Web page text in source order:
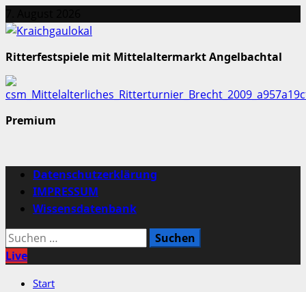
Inhalt
Ritterfestspiele mit Mittelaltermarkt Angelbachtal
Premium
Primäres
Menü
Datenschutzerklärung
IMPRESSUM
Wissensdatenbank
Suchen
nach:
Live
Start